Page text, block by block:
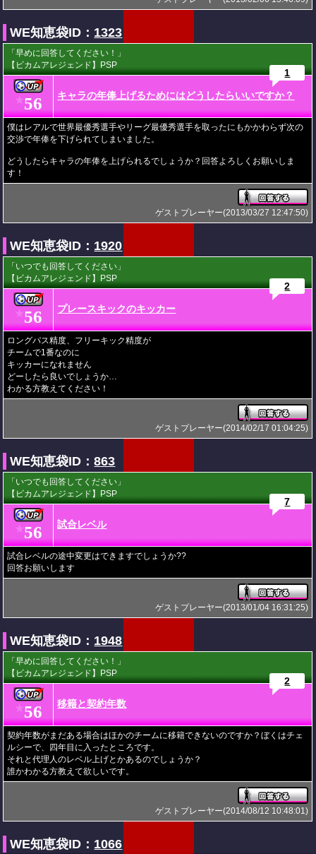
WE知恵袋ID： 1323
「早めに回答してください！」
【ビカムアレジェンド】PSP
★56 キャラの年俸上げるためにはどうしたらいいですか？
1
僕はレアルで世界最優秀選手やリーグ最優秀選手を取ったにもかかわらず次の
交渉で年俸を下げられてしまいました。
どうしたらキャラの年俸を上げられるでしょうか？回答よろしくお願いしま
す！
ゲストプレーヤー(2013/03/27 12:47:50)
WE知恵袋ID： 1920
「いつでも回答してください」
【ビカムアレジェンド】PSP
★56 プレースキックのキッカー
2
ロングパス精度、フリーキック精度が
チームで1番なのに
キッカーになれません
どーしたら良いでしょうか…
わかる方教えてください！
ゲストプレーヤー(2014/02/17 01:04:25)
WE知恵袋ID：863
「いつでも回答してください」
【ビカムアレジェンド】PSP
★56 試合レベル
7
試合レベルの途中変更はできますでしょうか??
回答お願いします
ゲストプレーヤー(2013/01/04 16:31:25)
WE知恵袋ID： 1948
「早めに回答してください！」
【ビカムアレジェンド】PSP
★56 移籍と契約年数
2
契約年数がまだある場合はほかのチームに移籍できないのですか？ぼくはチェ
ルシーで、四年目に入ったところです。
それと代理人のレベル上げとかあるのでしょうか？
誰かわかる方教えて欲しいです。
ゲストプレーヤー(2014/08/12 10:48:01)
WE知恵袋ID： 1066